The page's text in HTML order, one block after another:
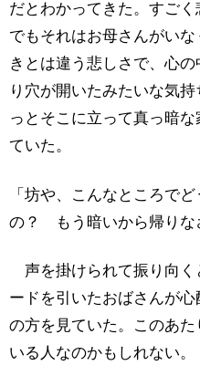
だとわかってきた。すごく
でもそれはお母さんがいな
きとは違う悲しさで、心
り穴が開いたみたいな気
っとそこに立って真っ暗な
ていた。
「坊や、こんなところでど
の？ もう暗いから帰りな
声を掛けられて振り向く
ードを引いたおばさんが心
の方を見ていた。このあ
いる人なのかもしれない。